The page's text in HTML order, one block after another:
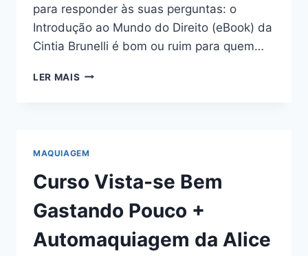
para responder às suas perguntas: o
Introdução ao Mundo do Direito (eBook) da
Cintia Brunelli é bom ou ruim para quem…
LER MAIS INTRODUÇÃO
DA
CINTIA
BRUNELLI:
OU
REVIEW
MAQUIAGEM
Curso Vista-se Bem
Gastando Pouco +
Automaquiagem da Alice